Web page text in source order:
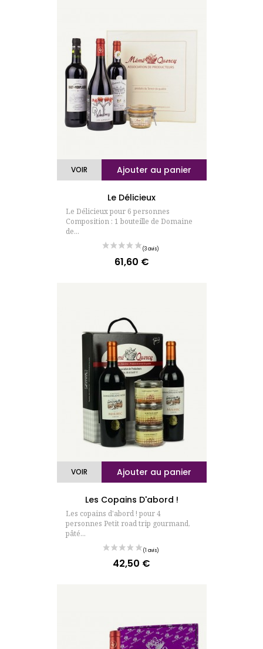
Ajouter au panier
VOIR
Le Délicieux
Le Délicieux pour 6 personnes
Composition : 1 bouteille de Domaine
de...
Prix
61,60 €
Ajouter au panier
VOIR
Les Copains D'abord !
Les copains d'abord ! pour 4
personnes Petit road trip gourmand,
pâté...
Prix
42,50 €